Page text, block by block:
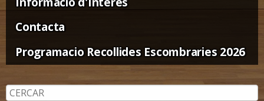
Contacta
Programacio Recollides Escombraries 2026